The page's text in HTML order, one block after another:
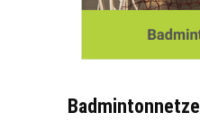
Badmintonnetze